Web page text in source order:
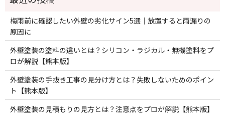
梅雨前に確認したい外壁の劣化サイン5選｜放置すると雨漏りの
原因に
外壁塗装の塗料の違いとは？シリコン・ラジカル・無機塗料をプ
ロが解説【熊本版】
外壁塗装の手抜き工事の見分け方とは？失敗しないためのポイン
ト【熊本版】
外壁塗装の見積もりの見方とは？注意点をプロが解説【熊本版】